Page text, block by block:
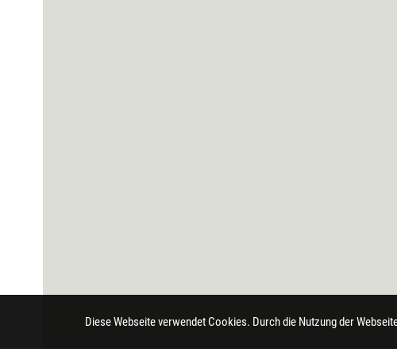
Diese Webseite verwendet Cookies. Durch die Nutzung der